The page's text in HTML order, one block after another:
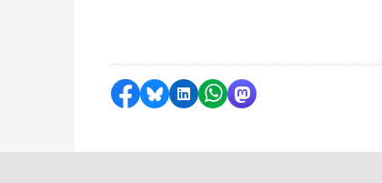
Delen op Facebook
Delen via Bluesky
Delen op LinkedIn
Delen via WhatsApp
Delen via Mastodon